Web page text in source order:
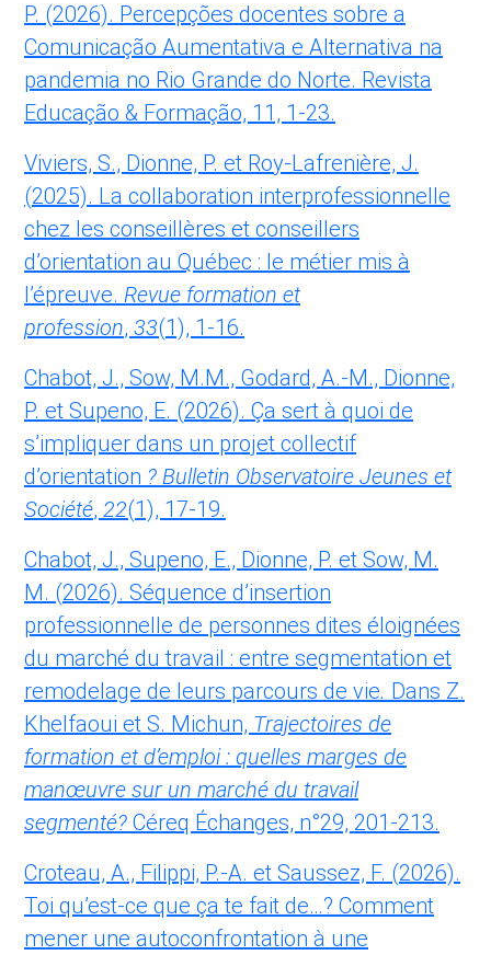
P. (2026). Percepções docentes sobre a
Comunicação Aumentativa e Alternativa na
pandemia no Rio Grande do Norte. Revista
Educação & Formação, 11, 1-23.
Viviers, S., Dionne, P. et Roy-Lafrenière, J.
(2025). La collaboration interprofessionnelle
chez les conseillères et conseillers
d’orientation au Québec : le métier mis à
l’épreuve. Revue formation et
profession, 33(1), 1-16.
Chabot, J., Sow, M.M., Godard, A.-M., Dionne,
P. et Supeno, E. (2026). Ça sert à quoi de
s’impliquer dans un projet collectif
d’orientation ? Bulletin Observatoire Jeunes et
Société, 22(1), 17-19.
Chabot, J., Supeno, E., Dionne, P. et Sow, M.
M. (2026). Séquence d’insertion
professionnelle de personnes dites éloignées
du marché du travail : entre segmentation et
remodelage de leurs parcours de vie. Dans Z.
Khelfaoui et S. Michun, Trajectoires de
formation et d’emploi : quelles marges de
manœuvre sur un marché du travail
segmenté? Céreq Échanges, n°29, 201-213.
Croteau, A., Filippi, P.-A. et Saussez, F. (2026).
Toi qu’est-ce que ça te fait de…? Comment
mener une autoconfrontation à une